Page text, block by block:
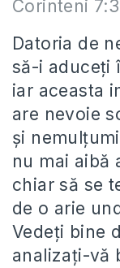
Corinteni
Datoria de
să-i aduceți
iar aceasta
are nevoie
și
nu mai aibă
chiar să se
de o arie
Vedeți bine
analizați-vă